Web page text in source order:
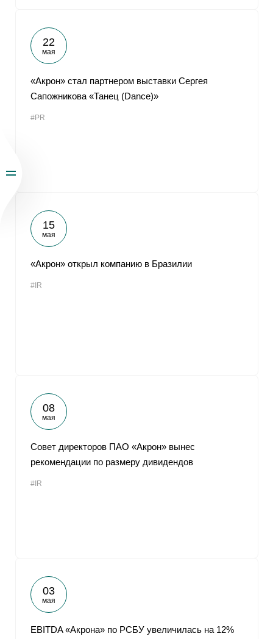
22
мая
«Акрон» стал партнером выставки Сергея
Сапожникова «Танец (Dance)»
#PR
15
мая
«Акрон» открыл компанию в Бразилии
#IR
08
мая
Совет директоров ПАО «Акрон» вынес
рекомендации по размеру дивидендов
#IR
03
мая
EBITDA «Акрона» по РСБУ увеличилась на 12%